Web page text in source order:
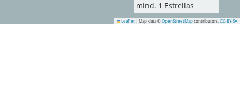
Leaflet | Map data © OpenStreetMap contributors, CC-BY-SA
mind. 1 Estrellas